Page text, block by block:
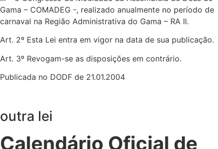
Gama – COMADEG -, realizado anualmente no período de
carnaval na Região Administrativa do Gama – RA II.
Art. 2º Esta Lei entra em vigor na data de sua publicação.
Art. 3º Revogam-se as disposições em contrário.
Publicada no DODF de 21.01.2004
outra lei
Calendário Oficial de